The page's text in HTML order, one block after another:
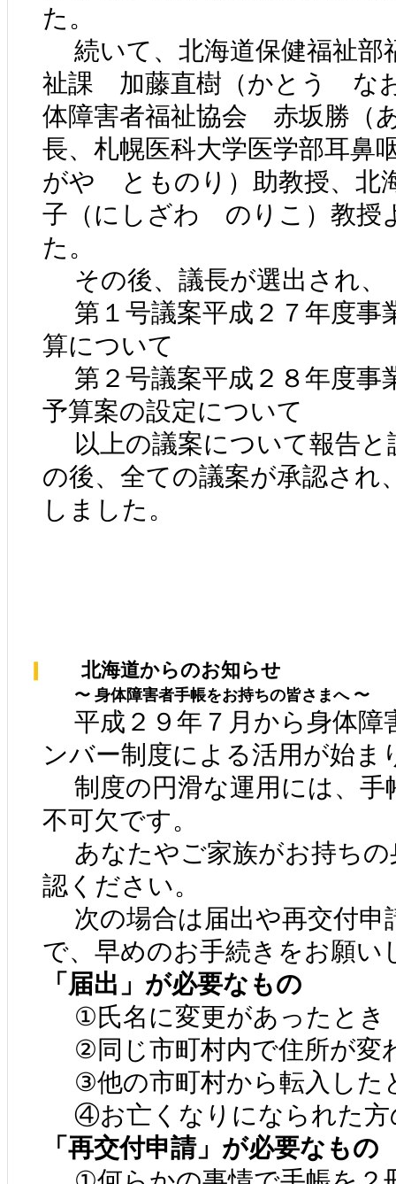
た。
続いて、北海道保健福祉部
祉課 加藤直樹（かとう な
体障害者福祉協会 赤坂勝（
長、札幌医科大学医学部耳
がや とものり）助教授、北
子（にしざわ のりこ）教授
た。
その後、議長が選出され、
第１号議案平成２７年度事
算について
第２号議案平成２８年度事
予算案の設定について
以上の議案について報告と
の後、全ての議案が承認され
しました。
北海道からのお知らせ
〜 身体障害者手帳をお持ちの皆さまへ 〜
平成２９年７月から身体障
ンバー制度による活用が始ま
制度の円滑な運用には、手
不可欠です。
あなたやご家族がお持ちの
認ください。
次の場合は届出や再交付申
で、早めのお手続きをお願い
「届出」が必要なもの
①氏名に変更があったとき
②同じ市町村内で住所が変
③他の市町村から転入した
④お亡くなりになられた方
「再交付申請」が必要なもの